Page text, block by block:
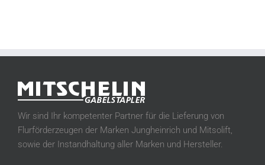
Wir sind Ihr kompetenter Partner für die Lieferung von
Flurförderzeugen der Marken Jungheinrich und Mitsolift,
sowie der Instandhaltung aller Marken und Hersteller.